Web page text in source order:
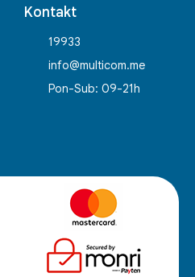
Kontakt
19933
info@multicom.me
Pon-Sub: 09-21h